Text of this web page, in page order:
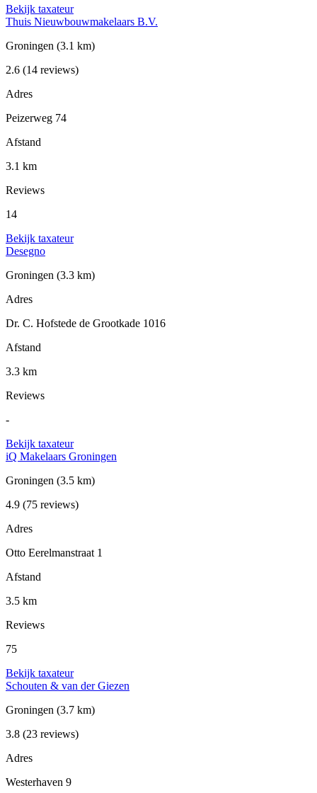
Bekijk taxateur
Thuis Nieuwbouwmakelaars B.V.
Groningen (3.1 km)
2.6 (14 reviews)
Adres
Peizerweg 74
Afstand
3.1 km
Reviews
14
Bekijk taxateur
Desegno
Groningen (3.3 km)
Adres
Dr. C. Hofstede de Grootkade 1016
Afstand
3.3 km
Reviews
-
Bekijk taxateur
iQ Makelaars Groningen
Groningen (3.5 km)
4.9 (75 reviews)
Adres
Otto Eerelmanstraat 1
Afstand
3.5 km
Reviews
75
Bekijk taxateur
Schouten & van der Giezen
Groningen (3.7 km)
3.8 (23 reviews)
Adres
Westerhaven 9